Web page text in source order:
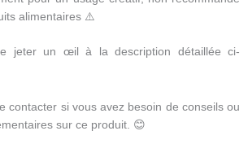
alimentaires ⚠️
jeter un œil à la description détaillée ci-
contacter si vous avez besoin de conseils ou
sur ce produit. 😊